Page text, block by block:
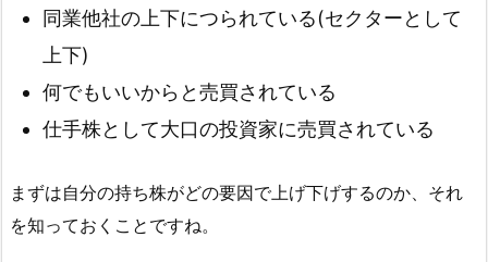
同業他社の上下につられている(セクターとして
上下)
何でもいいからと売買されている
仕手株として大口の投資家に売買されている
まずは自分の持ち株がどの要因で上げ下げするのか、それ
を知っておくことですね。